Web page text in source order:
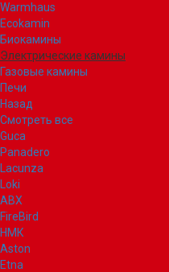
Warmhaus
Ecokamin
Биокамины
Электрические камины
Газовые камины
Печи
Назад
Смотреть все
Guca
Panadero
Lacunza
Loki
ABX
FireBird
НМК
Aston
Etna